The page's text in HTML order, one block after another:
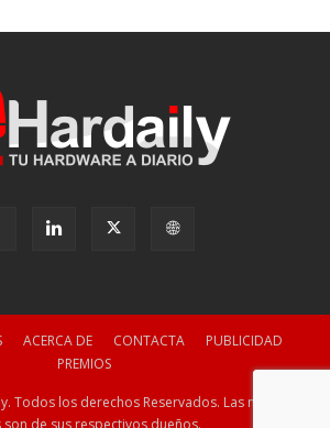
ACERCA DE CONTACTA
PUBLICIDAD
PREMIOS
Todos los derechos Reservados. Las marcas y
son de sus respectivos dueños.